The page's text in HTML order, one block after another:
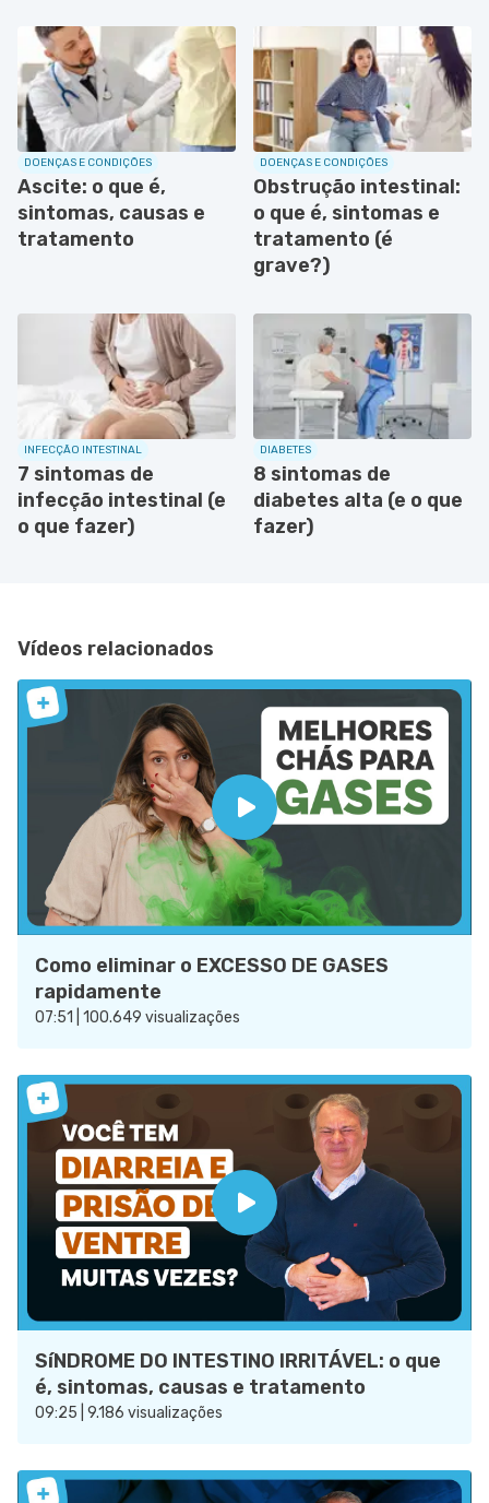
DOENÇAS E CONDIÇÕES
Ascite: o que é,
sintomas, causas e
tratamento
DOENÇAS E CONDIÇÕES
Obstrução intestinal:
o que é, sintomas e
tratamento (é
grave?)
INFECÇÃO INTESTINAL
7 sintomas de
infecção intestinal (e
o que fazer)
DIABETES
8 sintomas de
diabetes alta (e o que
fazer)
Vídeos relacionados
Como eliminar o EXCESSO DE GASES
rapidamente
07:51 | 100.649 visualizações
SíNDROME DO INTESTINO IRRITÁVEL: o que
é, sintomas, causas e tratamento
09:25 | 9.186 visualizações